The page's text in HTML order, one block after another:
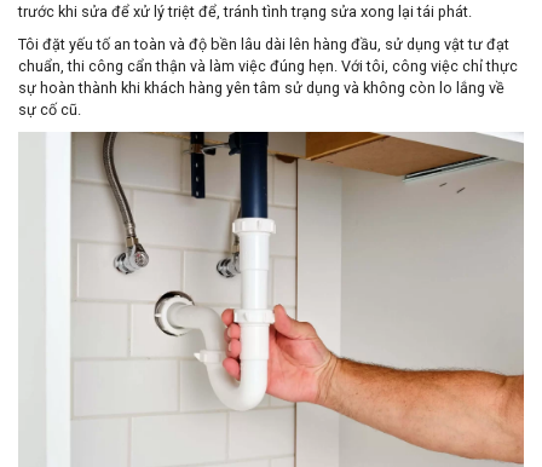
trước khi sửa để xử lý triệt để, tránh tình trạng sửa xong lại tái phát.
Tôi đặt yếu tố an toàn và độ bền lâu dài lên hàng đầu, sử dụng vật tư đạt
chuẩn, thi công cẩn thận và làm việc đúng hẹn. Với tôi, công việc chỉ thực
sự hoàn thành khi khách hàng yên tâm sử dụng và không còn lo lắng về
sự cố cũ.